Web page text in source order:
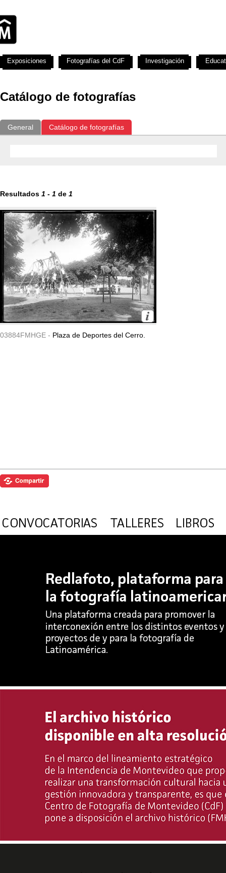
Catálogo de fotografías
General Catálogo de fotografías
Resultados 1 - 1 de 1
03884FMHGE - Plaza de Deportes del Cerro.
Exposiciones Fotografías del CdF Investigación